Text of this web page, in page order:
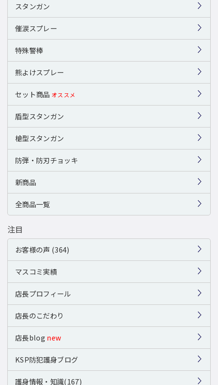
スタンガン
催涙スプレー
特殊警棒
熊よけスプレー
セット商品 オススメ
盾型スタンガン
槍型スタンガン
防弾・防刃チョッキ
新商品
全商品一覧
注目
お客様の声 (364)
マスコミ実績
店長プロフィール
店長のこだわり
店長blog new
KSP防犯護身ブログ
護身情報・知識(167)